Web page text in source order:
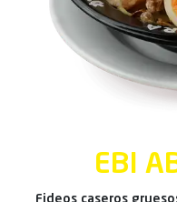
EBI
Fideos caseros